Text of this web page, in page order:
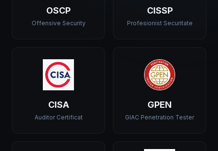
OSCP
Offensive Security
CISSP
Profesionist Securitate
CISA
Auditor Certificat
GPEN
GIAC Penetration Tester